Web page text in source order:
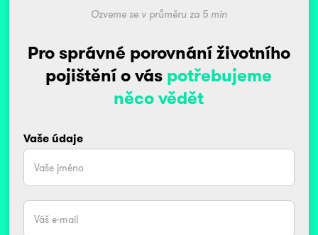
Ozveme se v průměru za 5 min
Pro správné porovnání životního
pojištění o vás potřebujeme
něco vědět
Vaše údaje